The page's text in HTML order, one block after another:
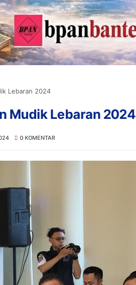
Lebaran 2024
Mudik Lebaran 2024
0 KOMENTAR